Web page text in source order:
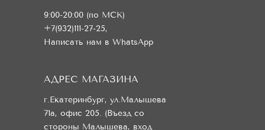
АДРЕС МАГАЗИНА
г.Екатеринбург, ул.Малышева
71а, офис 205. (Въезд со
стороны Малышева, вход
9:00-20:00 (по МСК)
+7(932)111-27-25,
Написать нам в WhatsApp